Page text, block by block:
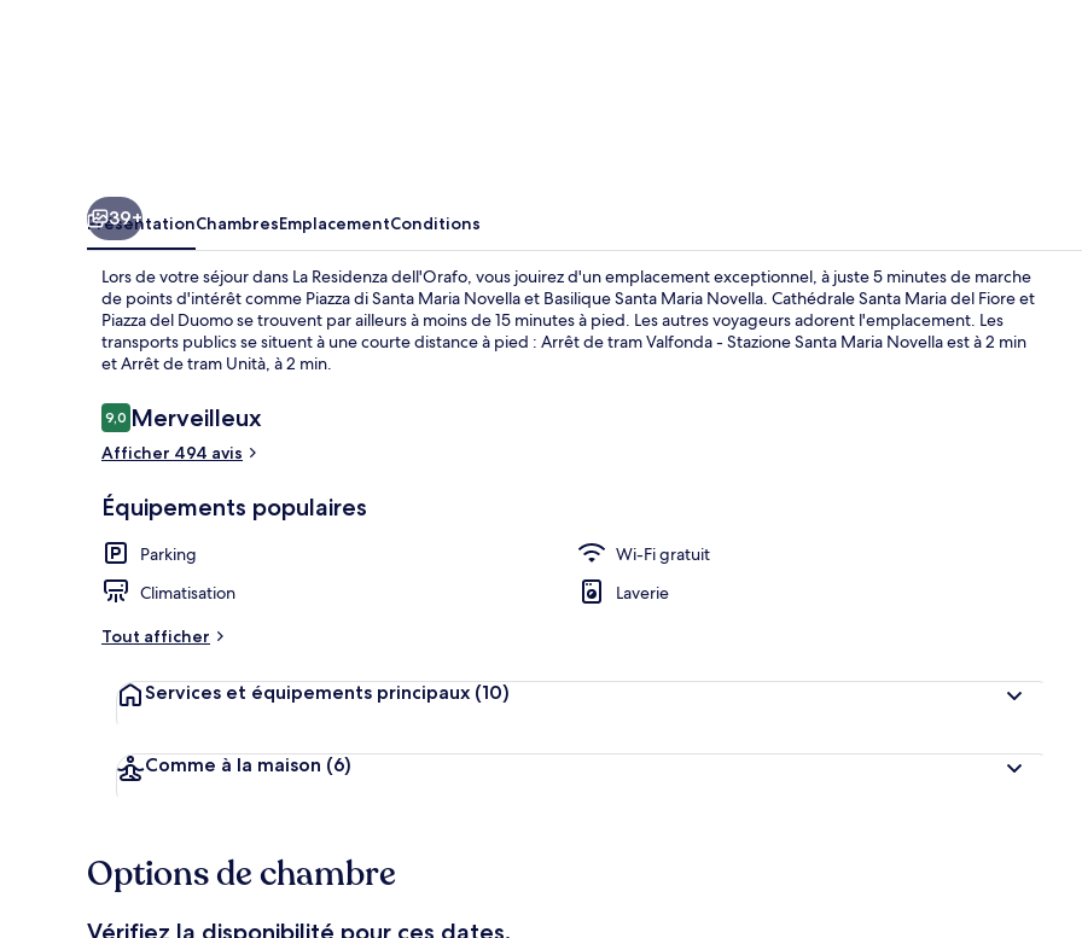
Chambre
39+
PrésentationChambresEmplacementConditions
Lors de votre séjour dans La Residenza dell'Orafo, vous jouirez d'un emplacement exceptionnel, à juste 5 minutes de marche
de points d'intérêt comme Piazza di Santa Maria Novella et Basilique Santa Maria Novella. Cathédrale Santa Maria del Fiore et
Piazza del Duomo se trouvent par ailleurs à moins de 15 minutes à pied. Les autres voyageurs adorent l'emplacement. Les
transports publics se situent à une courte distance à pied : Arrêt de tram Valfonda - Stazione Santa Maria Novella est à 2 min
et Arrêt de tram Unità, à 2 min.
Avis
voyageurs
9,09,0 sur 10
Merveilleux
Afficher 494 avis
Équipements populaires
Parking
Wi-Fi gratuit
Climatisation
Laverie
Tout afficher
Services et équipements principaux (10)
Comme à la maison (6)
Options de chambre
Vérifiez la disponibilité pour ces dates.